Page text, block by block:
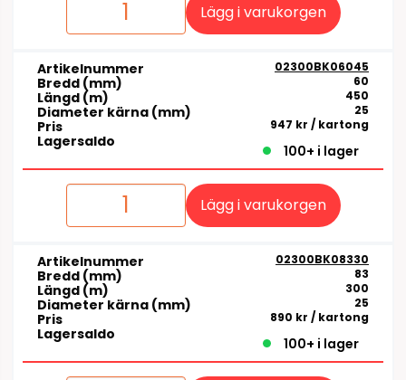
Lägg i varukorgen
Artikelnummer 02300BK06045
Bredd (mm) 60
Längd (m) 450
Diameter kärna (mm) 25
Pris 947 kr / kartong
Lagersaldo
100+ i lager
Lägg i varukorgen
Artikelnummer 02300BK08330
Bredd (mm) 83
Längd (m) 300
Diameter kärna (mm) 25
Pris 890 kr / kartong
Lagersaldo
100+ i lager